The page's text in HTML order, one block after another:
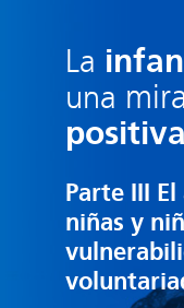
La
una
positiva
Parte III
niñas y